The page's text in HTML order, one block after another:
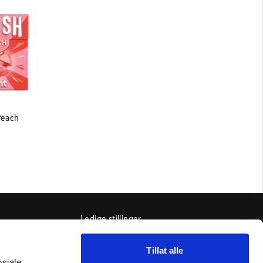
Tillat alle
Ledige stillinger
Kontakt oss
Ofte stilte spørsmål